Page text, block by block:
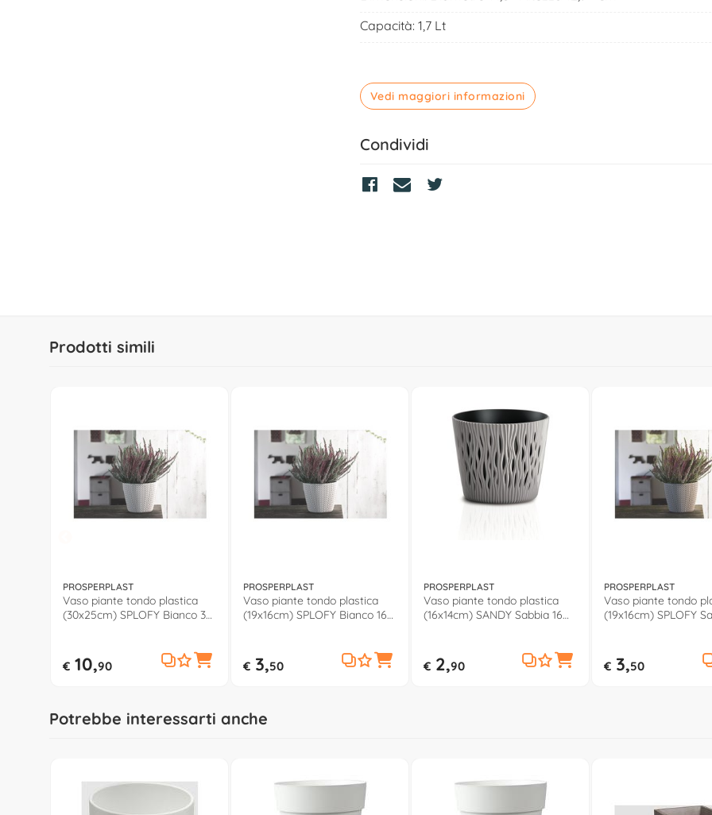
Capacità: 1,7 Lt
Vedi maggiori informazioni
Condividi
Prodotti simili
PROSPERPLAST
Vaso piante tondo plastica
(30x25cm) SPLOFY Bianco 30
€ 10,90
PROSPERPLAST
Vaso piante tondo plastica
(19x16cm) SPLOFY Bianco 16
€ 3,50
PROSPERPLAST
Vaso piante tondo plastica
(16x14cm) SANDY Sabbia 16
€ 2,90
PROSPERPLAST
Vaso piante tondo
(19x16cm) SPLOFY
€ 3,50
Potrebbe interessarti anche